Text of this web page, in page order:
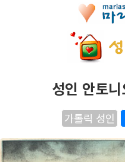
성인 안토
가톨릭 성인